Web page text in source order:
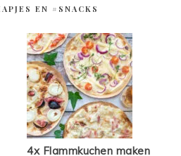
EN #SNACKS
4x Flammkuchen maken